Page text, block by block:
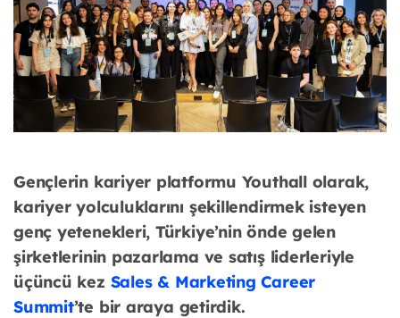
Gençlerin kariyer platformu Youthall olarak,
kariyer yolculuklarını şekillendirmek isteyen
genç yetenekleri, Türkiye’nin önde gelen
şirketlerinin pazarlama ve satış liderleriyle
üçüncü kez Sales & Marketing Career
Summit’te bir araya getirdik.